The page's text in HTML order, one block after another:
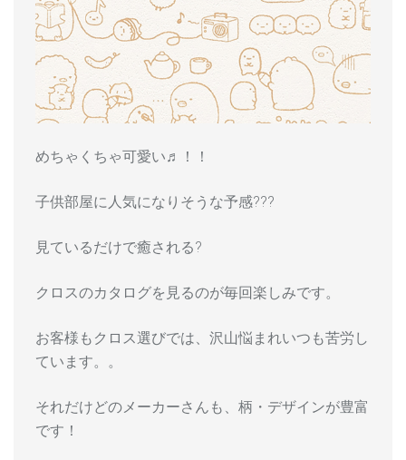
めちゃくちゃ可愛い♬！！
子供部屋に人気になりそうな予感???
見ているだけで癒される?
クロスのカタログを見るのが毎回楽しみです。
お客様もクロス選びでは、沢山悩まれいつも苦労し
ています。。
それだけどのメーカーさんも、柄・デザインが豊富
です！